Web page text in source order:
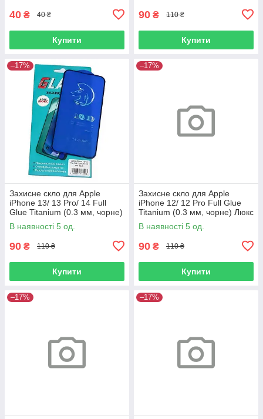
40 ₴ 40 ₴
Купити
90 ₴ 110 ₴
Купити
–17%
Захисне скло для Apple
iPhone 13/ 13 Pro/ 14 Full
Glue Titanium (0.3 мм, чорне)
Люкс
В наявності 5 од.
90 ₴ 110 ₴
Купити
–17%
Захисне скло для Apple
iPhone 12/ 12 Pro Full Glue
Titanium (0.3 мм, чорне) Люкс
В наявності 5 од.
90 ₴ 110 ₴
Купити
–17% –17%